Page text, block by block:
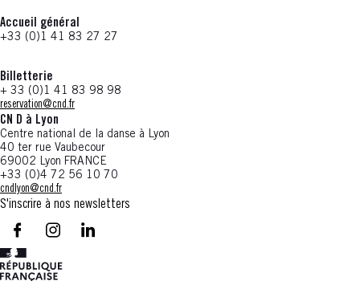
Accueil général
+33 (0)1 41 83 27 27
Billetterie
+ 33 (0)1 41 83 98 98
reservation@cnd.fr
CN D à Lyon
Centre national de la danse à Lyon
40 ter rue Vaubecour
69002 Lyon FRANCE
+33 (0)4 72 56 10 70
cndlyon@cnd.fr
S'inscrire à nos newsletters
facebook - CN D - Nouvelle fenêtre
instagram - CN D - Nouvelle fenêtre
LinkedIn - CN D - Nouvelle fenêtre